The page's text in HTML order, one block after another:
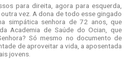
para direita, agora para esquerda,
vez. A dona de todo esse gingado
simpática senhora de 72 anos, que
Academia de Saúde do Ocian, que
Só mesmo no documento de
de aproveitar a vida, a aposentada
jovens.